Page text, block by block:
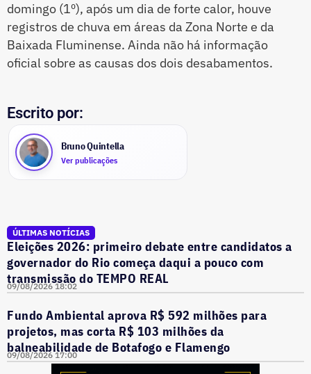
domingo (1º), após um dia de forte calor, houve
registros de chuva em áreas da Zona Norte e da
Baixada Fluminense. Ainda não há informação
oficial sobre as causas dos dois desabamentos.
Escrito por:
Bruno Quintella
Ver publicações
ÚLTIMAS NOTÍCIAS
Eleições 2026: primeiro debate entre candidatos a
governador do Rio começa daqui a pouco com
transmissão do TEMPO REAL
09/08/2026 18:02
Fundo Ambiental aprova R$ 592 milhões para
projetos, mas corta R$ 103 milhões da
balneabilidade de Botafogo e Flamengo
09/08/2026 17:00